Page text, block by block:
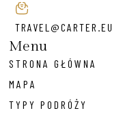
TRAVEL@CARTER.EU
Menu
STRONA GŁÓWNA
MAPA
TYPY PODRÓŻY